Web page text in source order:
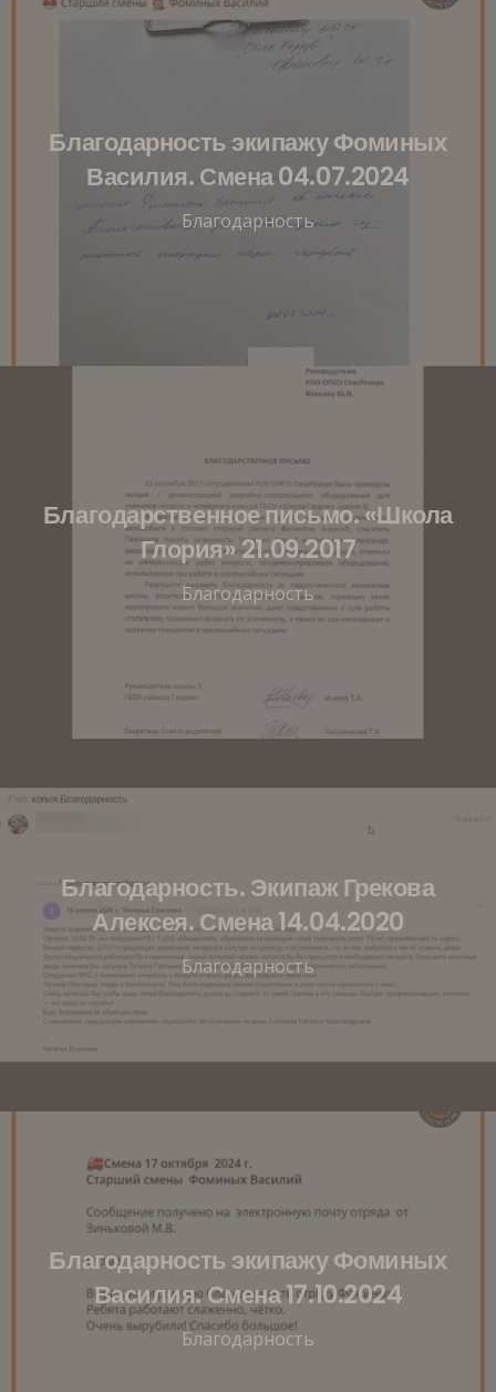
Благодарность экипажу Фоминых
Василия. Смена 04.07.2024
Благодарность
Благодарственное письмо. «Школа
Глория» 21.09.2017
Благодарность
Благодарность. Экипаж Грекова
Алексея. Смена 14.04.2020
Благодарность
Благодарность экипажу Фоминых
Василия. Смена 17.10.2024
Благодарность